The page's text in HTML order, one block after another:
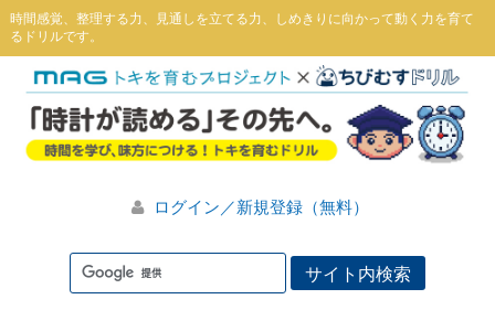
時間感覚、整理する力、見通しを立てる力、しめきりに向かって動く力を育て
るドリルです。
ログイン／新規登録（無料）